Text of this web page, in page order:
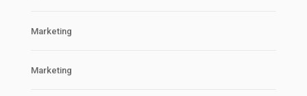
Marketing
Marketing